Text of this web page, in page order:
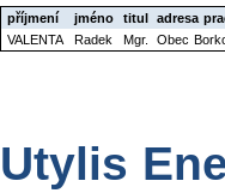
příjmení jméno titul adresa
VALENTA
Radek Mgr. Obec
Utylis